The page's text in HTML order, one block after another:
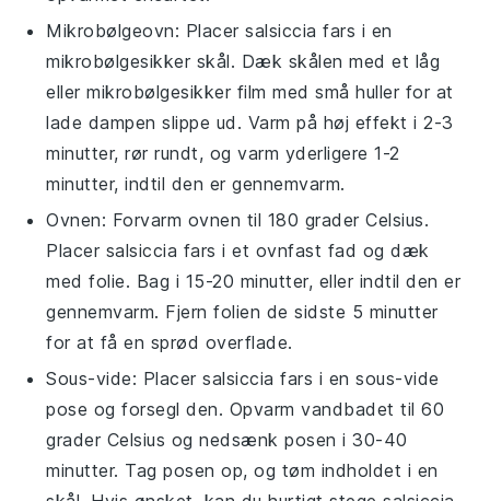
Mikrobølgeovn: Placersalsiccia fars i en
mikrobølgesikker skål. Dæk skålen med et låg
eller mikrobølgesikker film med små huller for at
lade dampen slippe ud. Varm på høj effekt i 2-3
minutter, rør rundt, og varm yderligere 1-2
minutter, indtil den er gennemvarm.
Ovnen: Forvarm ovnen til 180 grader Celsius.
Placer salsiccia fars i et ovnfast fad og dæk
med folie. Bag i 15-20 minutter, eller indtil den er
gennemvarm. Fjern folien de sidste 5 minutter
for at få en sprød overflade.
Sous-vide: Placersalsiccia fars i en sous-vide
pose og forsegl den. Opvarm vandbadet til 60
grader Celsius og nedsænk posen i 30-40
minutter. Tag posen op, og tøm indholdet i en